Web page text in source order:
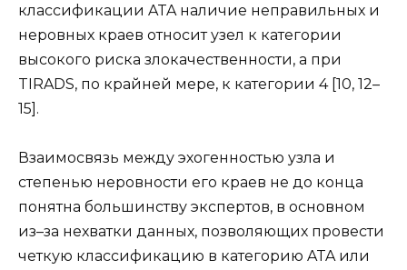
классификации ATA наличие неправильных и
неровных краев относит узел к категории
высокого риска злокачественности, а при
TIRADS, по крайней мере, к категории 4 [10, 12–
15].
Взаимосвязь между эхогенностью узла и
степенью неровности его краев не до конца
понятна большинству экспертов, в основном
из–за нехватки данных, позволяющих провести
четкую классификацию в категорию ATA или